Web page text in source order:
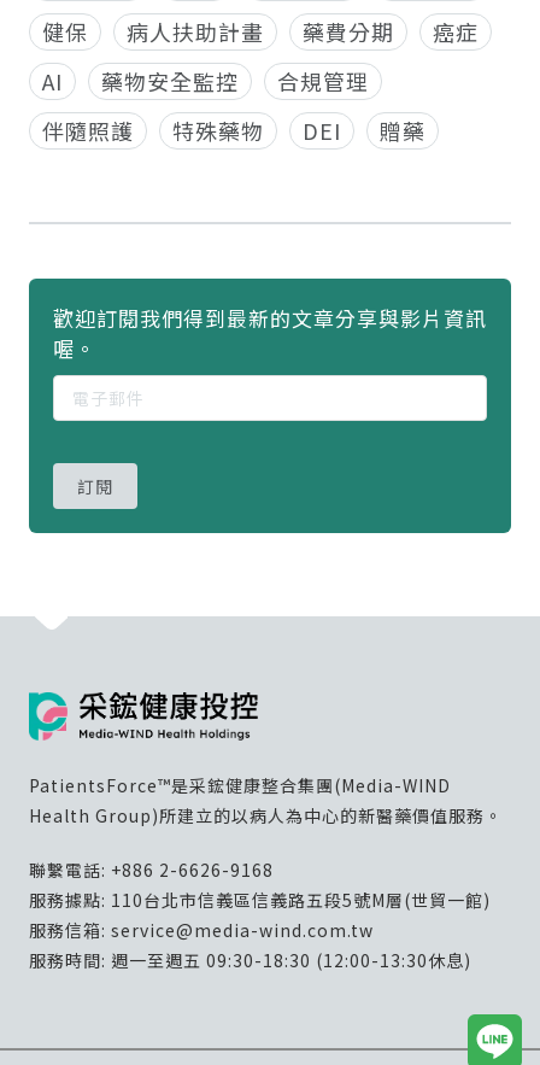
健保
病人扶助計畫 藥費分期
癌症
AI
藥物安全監控
合規管理
伴隨照護
特殊藥物 DEI 贈藥
歡迎訂閱我們得到最新的文章分享與影片資訊
喔。
訂閱
PatientsForce™是采鋐健康整合集團(Media-WIND
Health Group)所建立的以病人為中心的新醫藥價值服務。
聯繫電話: +886 2-6626-9168
服務據點: 110台北市信義區信義路五段5號M層(世貿一館)
服務信箱: service@media-wind.com.tw
服務時間: 週一至週五 09:30-18:30 (12:00-13:30休息)